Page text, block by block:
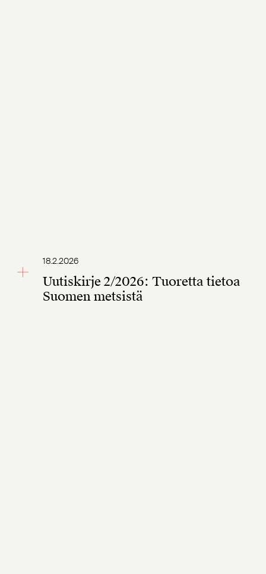
18.2.2026
Uutiskirje 2/2026: Tuoretta tietoa
Suomen metsistä